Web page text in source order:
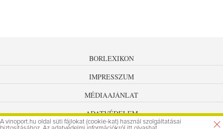
BORLEXIKON
IMPRESSZUM
MÉDIAAJÁNLAT
ADATVÉDELEM
A vinoport.hu oldal süti fájlokat (cookie-kat) használ szolgáltatásai